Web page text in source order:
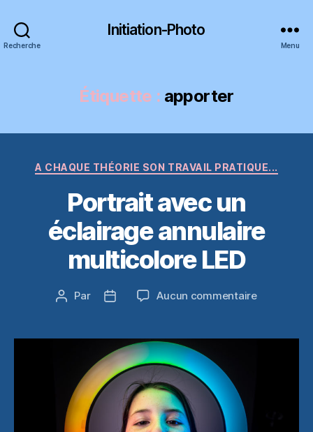
Recherche
Initiation-Photo
Menu
Étiquette : apporter
Catégories
A CHAQUE THÉORIE SON TRAVAIL PRATIQUE...
Portrait avec un
éclairage annulaire
multicolore LED
Auteur
Par
Date
Aucun commentairesur
un